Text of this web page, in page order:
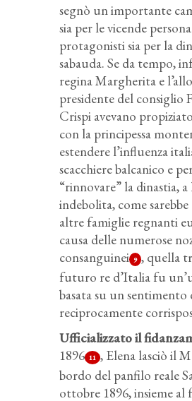
segnò un importante
sia per le vicende
protagonisti sia per la
sabauda. Se da tempo,
regina Margherita e
presidente del consiglio
Crispi avevano
con la principessa
estendere l’influenza
scacchiere balcanico e
“rinnovare” la dinastia,
indebolita, come
altre famiglie regnanti
causa delle numerose
consanguinei 9 , quella
futuro re d’Italia fu
basata su un sentimento
reciprocamente
Ufficializzato il
1896 11 , Elena lasciò il
bordo del panfilo reale
ottobre 1896, insieme